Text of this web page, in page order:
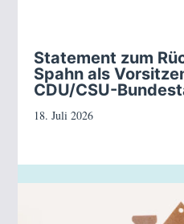
Statement zum
Spahn als
CDU/CSU-
18. Juli 2026